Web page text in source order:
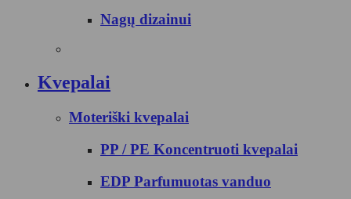
Nagų dizainui
Kvepalai
Moteriški kvepalai
PP / PE Koncentruoti kvepalai
EDP Parfumuotas vanduo